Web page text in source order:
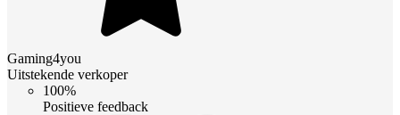
Gaming4you
Uitstekende verkoper
100%
Positieve feedback